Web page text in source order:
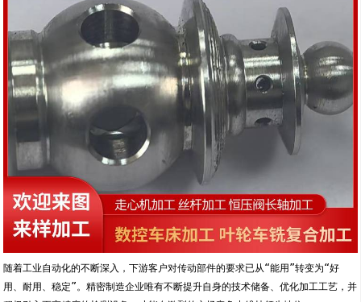
随着工业自动化的不断深入，下游客户对传动部件的要求已从“能用”转变为“好
用、耐用、稳定”。精密制造企业唯有不断提升自身的技术储备、优化加工工艺，并